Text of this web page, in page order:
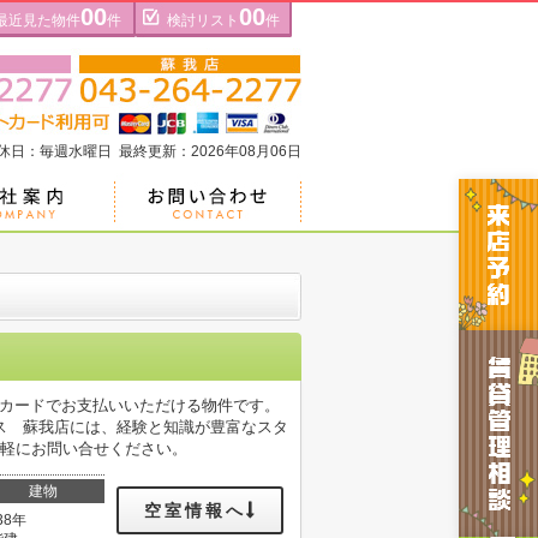
近見た物件00件 検討リスト 00件
日：毎週水曜日 最終更新：2026年08月06日
ドでお支払いいただける物件です。
蘇我店には、経験と知識が豊富なスタ
にお問い合せください。
建物
年
空室情報へ